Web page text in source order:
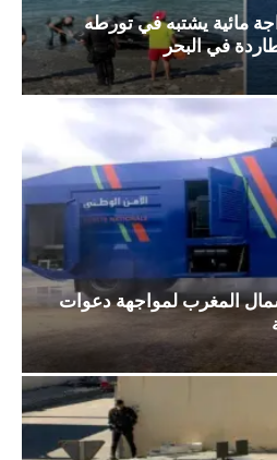
مائية يشتبه في تورطه
في البحر
المغرب لمواجهة دعوات